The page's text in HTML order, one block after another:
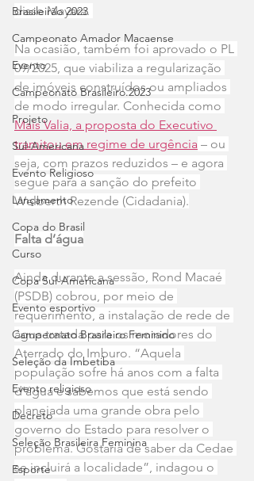
Brasileirão 2023
Campeonato Amador Macaense
Evento
Campeonato Brasileiro.2023
Projeto
Sul-Americana
Evento Religioso
Lançamento
Copa do Brasil
Curso
Copa Sul-Americana
Evento esportivo
Campeonato Brasileiro Feminino
Seleção da Imbetiba
Evento religioso
Decreto
Seleção Brasileira Feminina
Esporte
disse Mayara.
Na ocasião, também foi aprovado o PL
09/2025, que viabiliza a regularização
de imóveis construídos ou ampliados
de modo irregular. Conhecida como
Mais Valia, a proposta do Executivo
tramitou em regime de urgência – ou
seja, com prazos reduzidos – e agora
segue para a sanção do prefeito
Welberth Rezende (Cidadania).
Falta d’água
Ainda durante a sessão, Rond Macaé
(PSDB) cobrou, por meio de
requerimento, a instalação de rede de
água tratada para os moradores do
Aterrado do Imburo. “Aquela
população sofre há anos com a falta
d’água e sabemos que está sendo
planejada uma grande obra pelo
governo do Estado para resolver o
problema. Gostaria de saber da Cedae
se incluirá a localidade”, indagou o